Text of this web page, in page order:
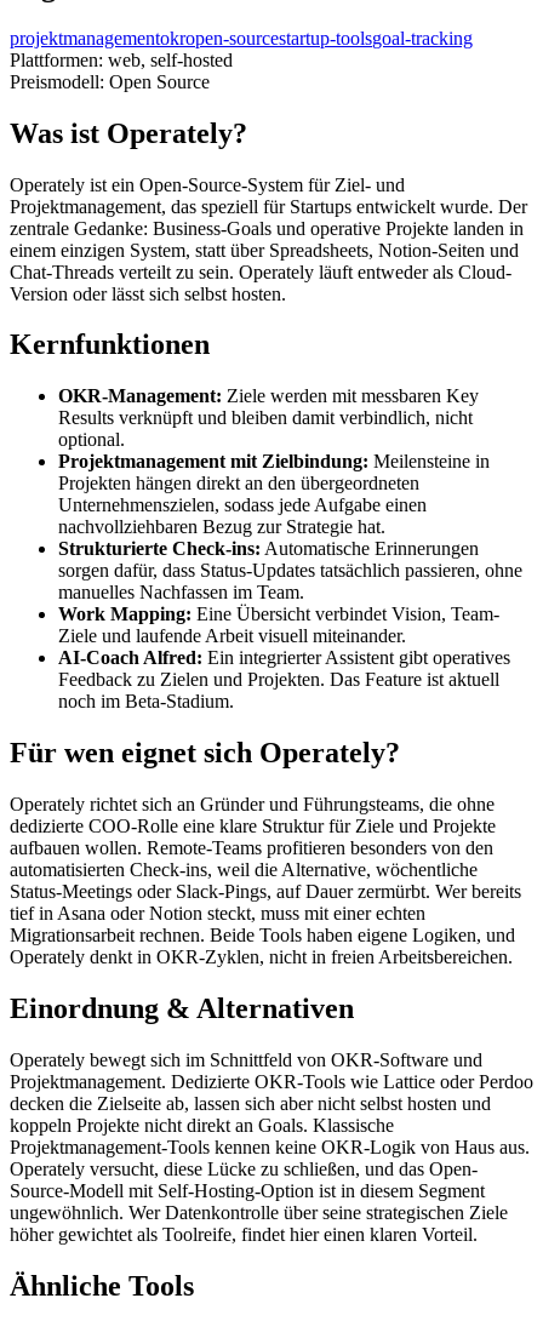
projektmanagementokropen-sourcestartup-toolsgoal-tracking
Plattformen: web, self-hosted
Preismodell: Open Source
Was ist Operately?
Operately ist ein Open-Source-System für Ziel- und
Projektmanagement, das speziell für Startups entwickelt wurde. Der
zentrale Gedanke: Business-Goals und operative Projekte landen in
einem einzigen System, statt über Spreadsheets, Notion-Seiten und
Chat-Threads verteilt zu sein. Operately läuft entweder als Cloud-
Version oder lässt sich selbst hosten.
Kernfunktionen
OKR-Management: Ziele werden mit messbaren Key
Results verknüpft und bleiben damit verbindlich, nicht
optional.
Projektmanagement mit Zielbindung: Meilensteine in
Projekten hängen direkt an den übergeordneten
Unternehmenszielen, sodass jede Aufgabe einen
nachvollziehbaren Bezug zur Strategie hat.
Strukturierte Check-ins: Automatische Erinnerungen
sorgen dafür, dass Status-Updates tatsächlich passieren, ohne
manuelles Nachfassen im Team.
Work Mapping: Eine Übersicht verbindet Vision, Team-
Ziele und laufende Arbeit visuell miteinander.
AI-Coach Alfred: Ein integrierter Assistent gibt operatives
Feedback zu Zielen und Projekten. Das Feature ist aktuell
noch im Beta-Stadium.
Für wen eignet sich Operately?
Operately richtet sich an Gründer und Führungsteams, die ohne
dedizierte COO-Rolle eine klare Struktur für Ziele und Projekte
aufbauen wollen. Remote-Teams profitieren besonders von den
automatisierten Check-ins, weil die Alternative, wöchentliche
Status-Meetings oder Slack-Pings, auf Dauer zermürbt. Wer bereits
tief in Asana oder Notion steckt, muss mit einer echten
Migrationsarbeit rechnen. Beide Tools haben eigene Logiken, und
Operately denkt in OKR-Zyklen, nicht in freien Arbeitsbereichen.
Einordnung & Alternativen
Operately bewegt sich im Schnittfeld von OKR-Software und
Projektmanagement. Dedizierte OKR-Tools wie Lattice oder Perdoo
decken die Zielseite ab, lassen sich aber nicht selbst hosten und
koppeln Projekte nicht direkt an Goals. Klassische
Projektmanagement-Tools kennen keine OKR-Logik von Haus aus.
Operately versucht, diese Lücke zu schließen, und das Open-
Source-Modell mit Self-Hosting-Option ist in diesem Segment
ungewöhnlich. Wer Datenkontrolle über seine strategischen Ziele
höher gewichtet als Toolreife, findet hier einen klaren Vorteil.
Ähnliche Tools